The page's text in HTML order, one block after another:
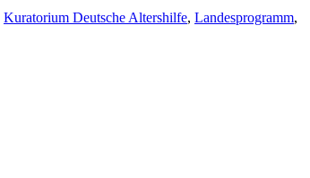
Kuratorium Deutsche Altershilfe, Landesprogramm,